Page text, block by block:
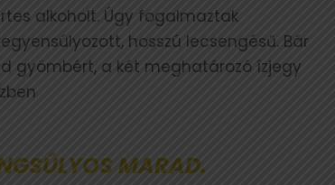
alkoholt. Úgy fogalmaztak
hosszú lecsengésű. Bár
gyömbért, a két meghatározó ízjegy
MARAD.